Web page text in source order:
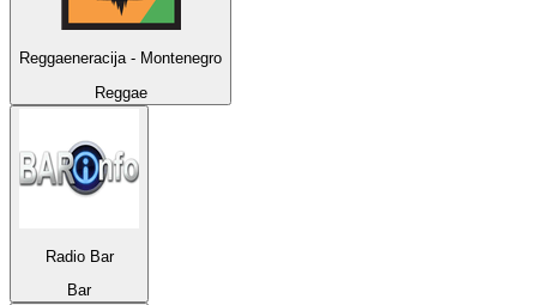
Reggaeneracija - Montenegro
Reggae
Radio Bar
Bar